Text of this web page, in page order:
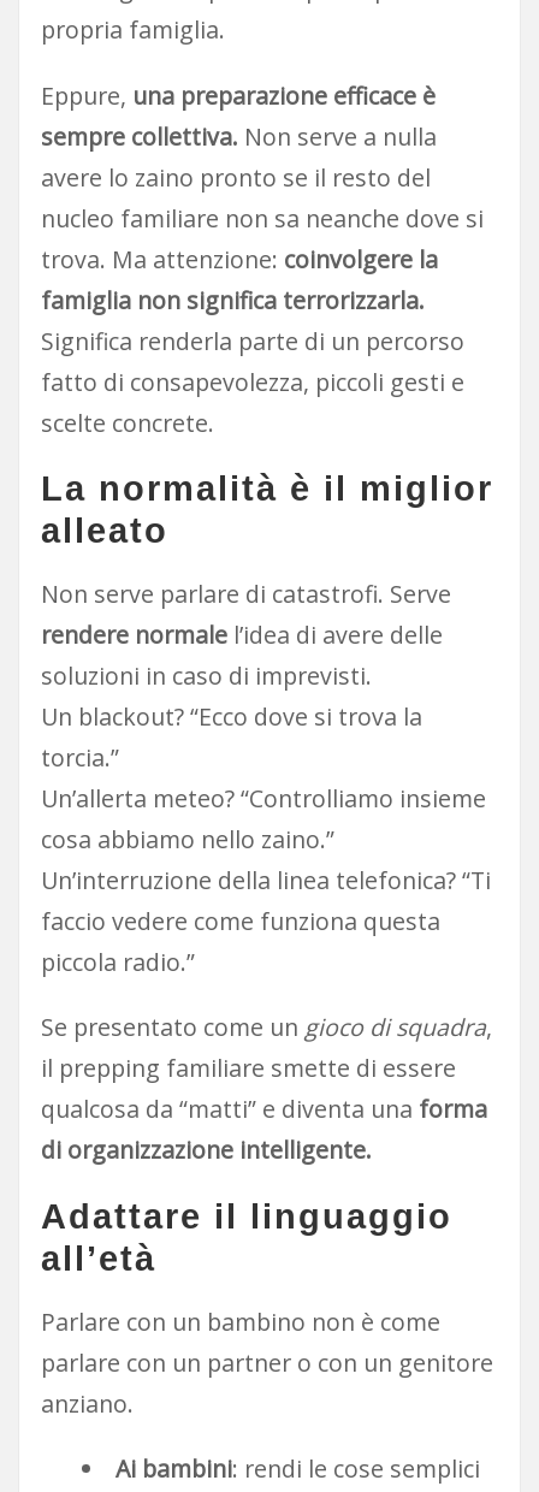
propria famiglia.
Eppure, una preparazione efficace è
sempre collettiva. Non serve a nulla
avere lo zaino pronto se il resto del
nucleo familiare non sa neanche dove si
trova. Ma attenzione: coinvolgere la
famiglia non significa terrorizzarla.
Significa renderla parte di un percorso
fatto di consapevolezza, piccoli gesti e
scelte concrete.
La normalità è il miglior
alleato
Non serve parlare di catastrofi. Serve
rendere normalel’idea di avere delle
soluzioni in caso di imprevisti.
Un blackout? “Ecco dove si trova la
torcia.”
Un’allerta meteo? “Controlliamo insieme
cosa abbiamo nello zaino.”
Un’interruzione della linea telefonica? “Ti
faccio vedere come funziona questa
piccola radio.”
Se presentato come un gioco di squadra,
il prepping familiare smette di essere
qualcosa da “matti” e diventa una forma
di organizzazione intelligente.
Adattare il linguaggio
all’età
Parlare con un bambino non è come
parlare con un partner o con un genitore
anziano.
Ai bambini: rendi le cose semplici